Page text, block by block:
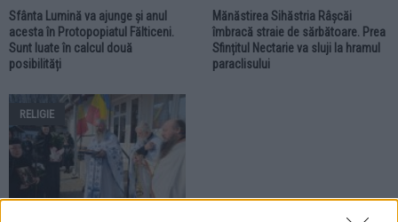
Sfânta Lumină va ajunge și anul
acesta în Protopopiatul Fălticeni.
Sunt luate în calcul două
posibilități
Mănăstirea Sihăstria Râșcăi
îmbracă straie de sărbătoare. Prea
Sfințitul Nectarie va sluji la hramul
paraclisului
RELIGIE